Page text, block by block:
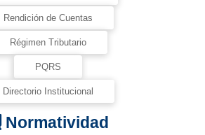
Rendición de Cuentas
Régimen Tributario
PQRS
Directorio Institucional
Normatividad